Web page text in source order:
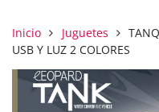
Inicio Juguetes
USB Y LUZ 2 COLORES